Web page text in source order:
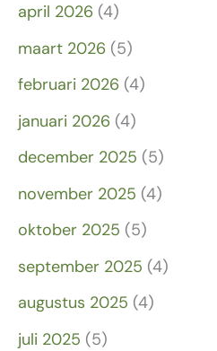
april 2026 (4)
maart 2026 (5)
februari 2026 (4)
januari 2026 (4)
december 2025 (5)
november 2025 (4)
oktober 2025 (5)
september 2025 (4)
augustus 2025 (4)
juli 2025 (5)